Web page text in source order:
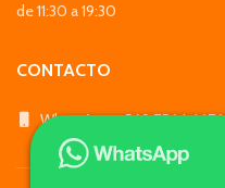
de 11:30 a 19:30
CONTACTO
WhatsApp: +569 7564 4676